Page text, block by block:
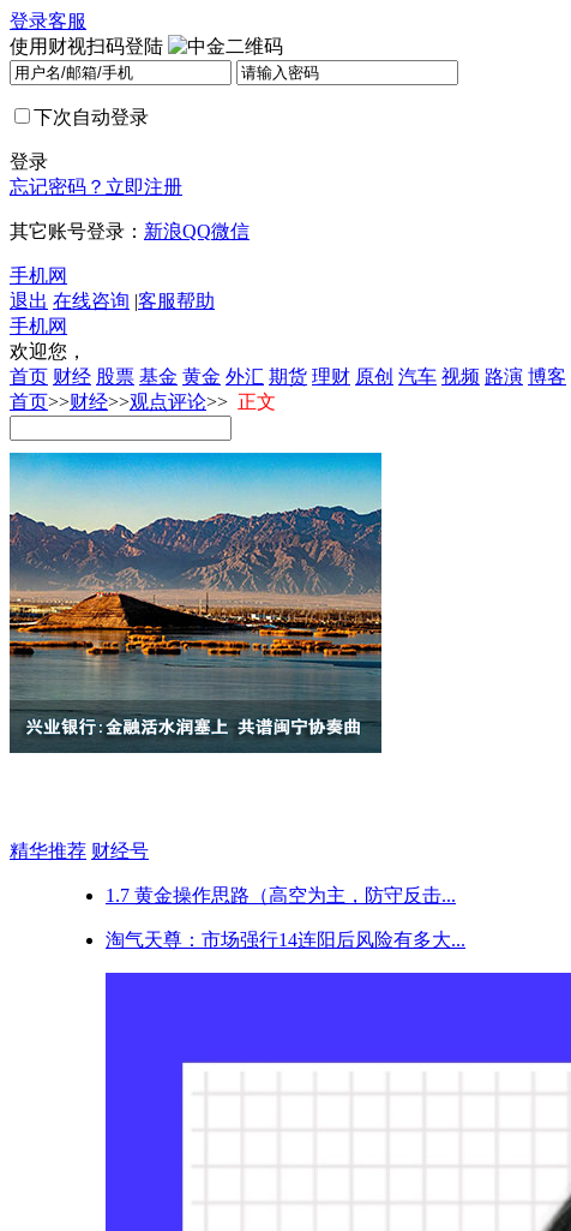
登录客服
使用财视扫码登陆
下次自动登录
登录
忘记密码？ 立即注册
其它账号登录： 新浪QQ微信
手机网
退出 在线咨询 |客服帮助
手机网
欢迎您，
首页 财经 股票 基金 黄金 外汇 期货 理财 原创 汽车 视频 路演 博客
首页>>财经>>观点评论>> 正文
精华推荐 财经号
1.7 黄金操作思路（高空为主，防守反击...
淘气天尊：市场强行14连阳后风险有多大...